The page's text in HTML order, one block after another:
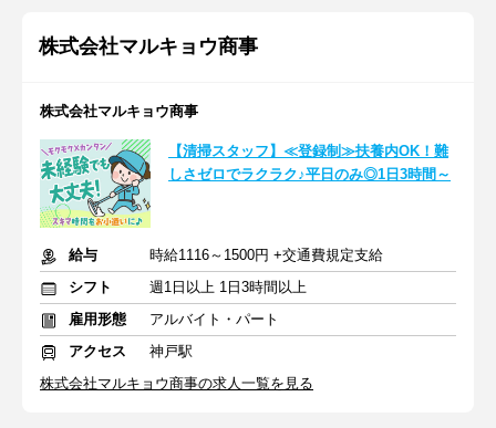
株式会社マルキョウ商事
株式会社マルキョウ商事
【清掃スタッフ】≪登録制≫扶養内OK！難
しさゼロでラクラク♪平日のみ◎1日3時間～
給与
時給1116～1500円 +交通費規定支給
シフト
週1日以上 1日3時間以上
雇用形態
アルバイト・パート
アクセス
神戸駅
株式会社マルキョウ商事の求人一覧を見る